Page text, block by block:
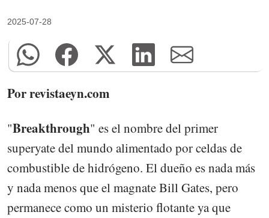
2025-07-28
Por revistaeyn.com
"Breakthrough" es el nombre del primer
superyate del mundo alimentado por celdas de
combustible de hidrógeno. El dueño es nada más
y nada menos que el magnate Bill Gates, pero
permanece como un misterio flotante ya que